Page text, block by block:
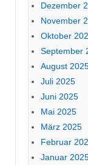
Dezember
November
Oktober
September
August
Juli 2025
Juni 2025
Mai 2025
März 2025
Februar
Januar